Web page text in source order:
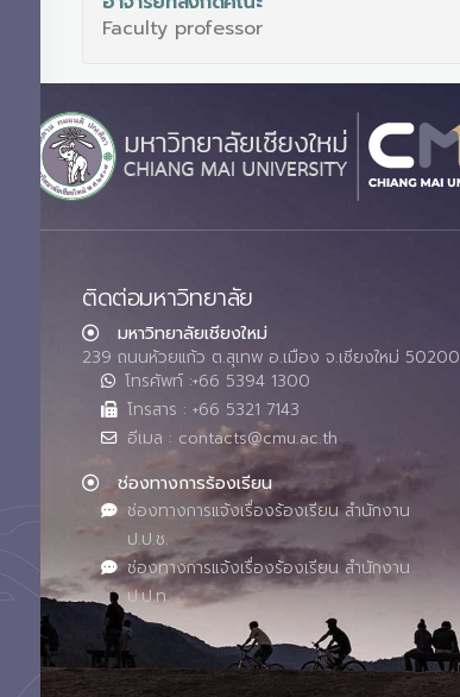
Faculty professor
ติดต่อมหาวิทยาลัย
มหาวิทยาลัยเชียงใหม่
239 ถนนห้วยแก้ว ต.สุเทพ อ.เมือง จ.เชียงใหม่ 50200
โทรศัพท์ :+66 5394 1300
โทรสาร : +66 5321 7143
อีเมล : contacts@cmu.ac.th
ช่องทางการร้องเรียน
ช่องทางการแจ้งเรื่องร้องเรียน สำนักงาน
ป.ป.ช.
ช่องทางการแจ้งเรื่องร้องเรียน สำนักงาน
ป.ป.ท.